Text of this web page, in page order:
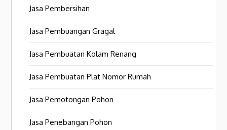
Jasa Pembersihan
Jasa Pembuangan Gragal
Jasa Pembuatan Kolam Renang
Jasa Pembuatan Plat Nomor Rumah
Jasa Pemotongan Pohon
Jasa Penebangan Pohon